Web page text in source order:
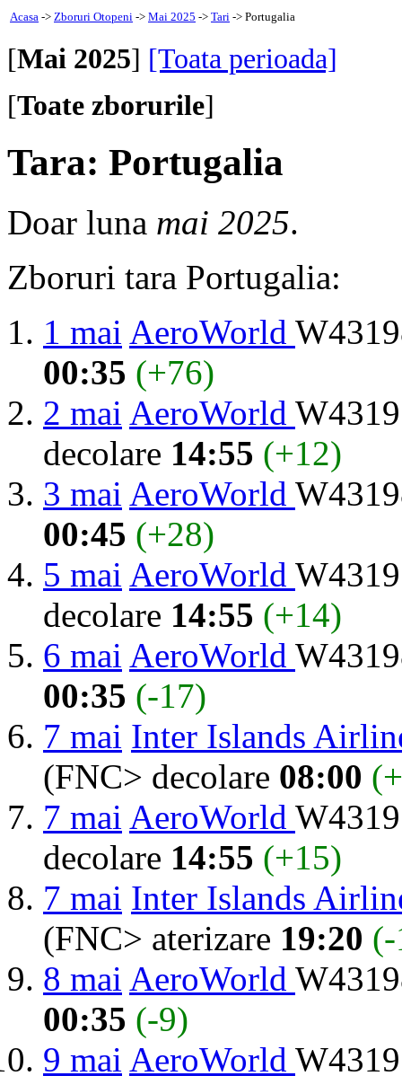
Acasa -> Zboruri Otopeni -> Mai 2025 -> Tari -> Portugalia
[Mai 2025] [Toata perioada]
[Toate zborurile]
Tara: Portugalia
Doar luna mai 2025.
Zboruri tara Portugalia:
1 mai AeroWorld
00:35 (+76)
2 mai AeroWorld
decolare 14:55 (+12)
3 mai AeroWorld
00:45 (+28)
5 mai AeroWorld
decolare 14:55 (+14)
6 mai AeroWorld
00:35 (-17)
7 mai Inter Islands
(FNC> decolare 08:00
7 mai AeroWorld
decolare 14:55 (+15)
7 mai Inter Islands
(FNC> aterizare 19:20
8 mai AeroWorld
00:35 (-9)
9 mai AeroWorld